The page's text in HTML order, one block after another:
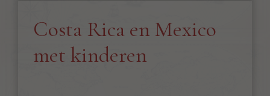
Costa Rica en Mexico
met kinderen